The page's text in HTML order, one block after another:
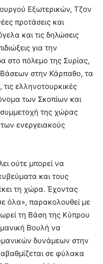
Εξωτερικών, Τζον
προτάσεις και
και τις δηλώσεις
για την
στο πόλεμο της Συρίας,
στην Κάρπαθο, τα
ελληνοτουρκικές
των Σκοπίων και
της χώρας
ενεργειακούς
ούτε μπορεί να
και τους
τη χώρα. Έχοντας
όλα», παρακολουθεί με
τη Βάση της Κύπρου
Βουλή να
δυνάμεων στην
σε φύλακα